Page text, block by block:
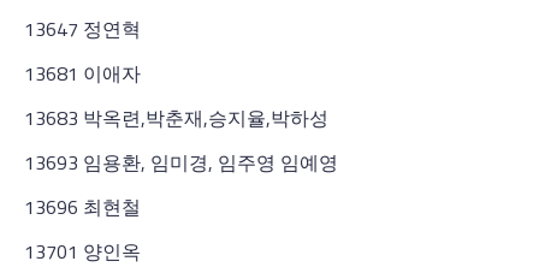
13647 정연혁
13681 이애자
13683 박옥련,박춘재,승지율,박하성
13693 임용환, 임미경, 임주영 임예영
13696 최현철
13701 양인옥